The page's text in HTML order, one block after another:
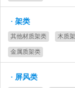
· 架类
其他材质架类 木质
金属质架类
· 屏风类